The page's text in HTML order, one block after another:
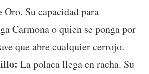
Oro. Su capacidad para
Carmona o quien se ponga por
que abre cualquier cerrojo.
La polaca llega en racha. Su